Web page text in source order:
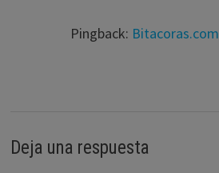
Pingback: Bitacoras.com
Deja una respuesta